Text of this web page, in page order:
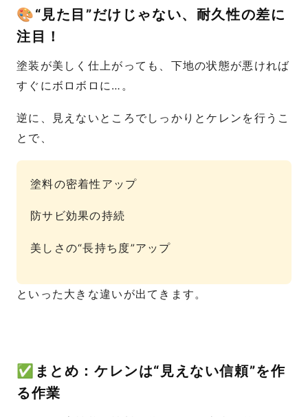
🎨“見た目”だけじゃない、耐久性の差に
注目！
塗装が美しく仕上がっても、下地の状態が悪ければ
すぐにボロボロに…。
逆に、見えないところでしっかりとケレンを行うこ
とで、
塗料の密着性アップ
防サビ効果の持続
美しさの“長持ち度”アップ
といった大きな違いが出てきます。
✅まとめ：ケレンは“見えない信頼”を作
る作業